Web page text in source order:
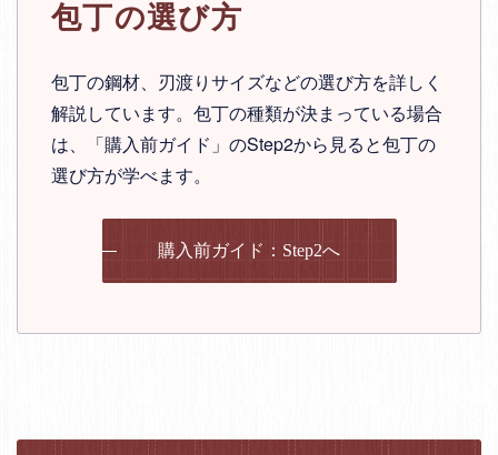
包丁の選び方
包丁の鋼材、刃渡りサイズなどの選び方を詳しく
解説しています。包丁の種類が決まっている場合
は、「購入前ガイド」のStep2から見ると包丁の
選び方が学べます。
購入前ガイド：Step2へ